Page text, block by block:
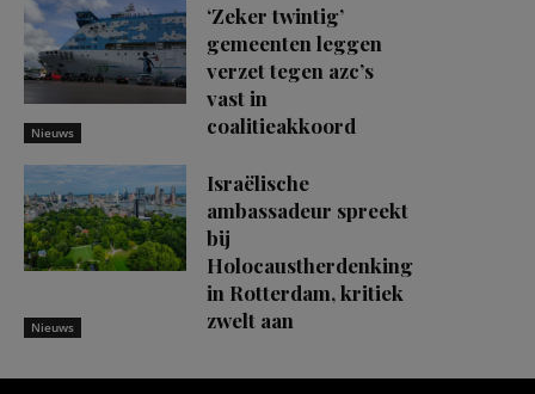
Nieuws
‘Zeker twintig’
gemeenten leggen
verzet tegen azc’s
vast in
coalitieakkoord
Nieuws
Israëlische
ambassadeur spreekt
bij
Holocaustherdenking
in Rotterdam, kritiek
zwelt aan